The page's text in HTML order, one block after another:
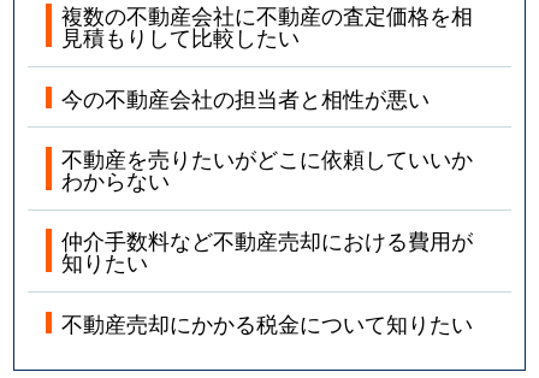
複数の不動産会社に不動産の査定価格を相
見積もりして比較したい
今の不動産会社の担当者と相性が悪い
不動産を売りたいがどこに依頼していいか
わからない
仲介手数料など不動産売却における費用が
知りたい
不動産売却にかかる税金について知りたい